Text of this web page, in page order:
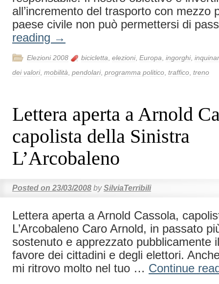
all’incremento del trasporto con mezzo
paese civile non può permettersi di
reading →
Elezioni 2008 bicicletta elezioni, Europa ingorghi,
dei valori, mobilità pendolari, programma politico traffico treno
Lettera aperta a Arnold
capolista della Sinistra
L’Arcobaleno
Posted on 23/03/2008 by SilviaTerribili
Lettera aperta a Arnold Cassola,
L’Arcobaleno Caro Arnold, in passato
sostenuto e apprezzato pubblicamente
favore dei cittadini e degli elettori.
mi ritrovo molto nel tuo … Continue